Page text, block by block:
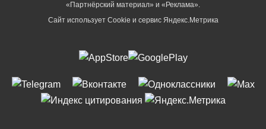
«Партнёрский материал» и «Реклама».
Сайт использует Cookie и сервиc Яндекс.Метрика